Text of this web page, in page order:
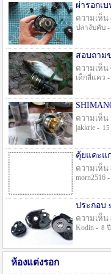
ผ่ารอกเบ
ความเห็น
ปลางับคับ -
สอบถาม
ความเห็น
เด็กสี่แคว -
ความเห็น
jakkrie - 15
คุ้ยแคะแ
ความเห็น
morn2516 -
ความเห็น
Kodin - 8 ปี
ห้องแต่งรอก